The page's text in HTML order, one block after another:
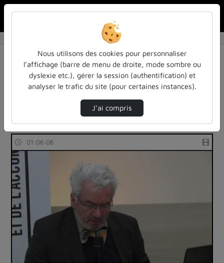
Résultats de la recherche
Filtres actifs (cliquer pour en retirer) :
colloques-et-conferences
education
les-rendez-vous-des-acteurs-de-la-fia
53 vidéos trouvées
01:06:06
Nous utilisons des cookies pour personnaliser
l’affichage (barre de menu de droite, mode sombre ou
dyslexie etc.), gérer la session (authentification) et
analyser le trafic du site (pour certaines instances).
J’ai compris